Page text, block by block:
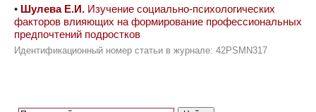
• Шулева Е.И. Изучение социально-психологических
факторов влияющих на формирование профессиональных
предпочтений подростков
Идентификационный номер статьи в журнале: 42PSMN317